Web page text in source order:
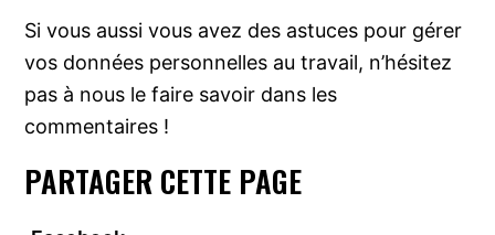
Si vous aussi vous avez des astuces pour gérer
vos données personnelles au travail, n’hésitez
pas à nous le faire savoir dans les
commentaires !
PARTAGER CETTE PAGE